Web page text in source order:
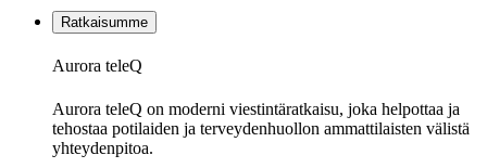
Ratkaisumme
Aurora teleQ
Aurora teleQ on moderni viestintäratkaisu, joka helpottaa ja
tehostaa potilaiden ja terveydenhuollon ammattilaisten välistä
yhteydenpitoa.